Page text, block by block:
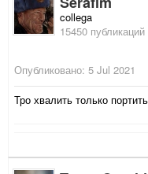
collega
15450 публикаций
Опубликовано: 5 Jul 2021
Тро хвалить только